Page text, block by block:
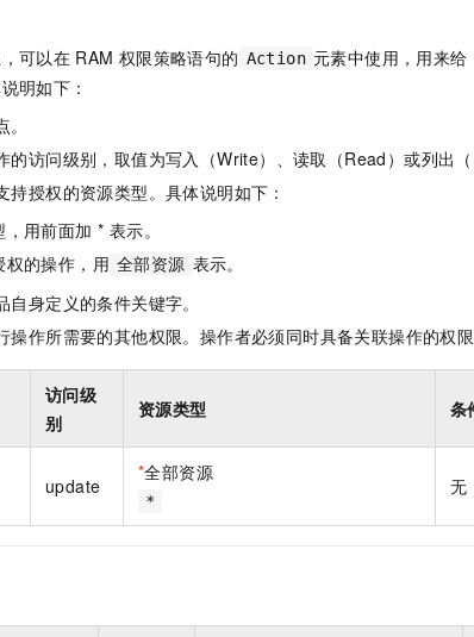
可以在 RAM 权限策略语句的 Action 元素中使用，用来给
明如下：
的访问级别，取值为写入（Write）、读取（Read）或列出
持授权的资源类型。具体说明如下：
用前面加 * 表示。
的操作，用 全部资源 表示。
身定义的条件关键字。
操作所需要的其他权限。操作者必须同时具备关联操作的权
访问级
别
资源类型 条
update
*全部资源
*
无
个人版上线、团队版降价；千问3.8-Max首发发尝鲜
新一代 AI 视频生成模型，深度适配广告营销等场景
大模型服务平台百炼-应用模版
丰富多元化的应用模版和解决方案
大模型服务平台百炼-智能体
灵活可视化地构建企业级 Agent
人工智能平台 PAI
Qoder HOT
手 即刻拥有 DeepSeek-R1 满血版
OA 办公系统
400电话
广告营销
建站小程序
定制建站
建站系统